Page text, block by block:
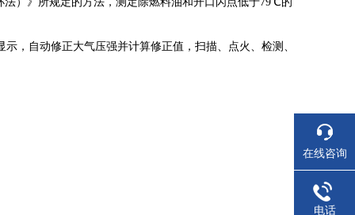
，自动修正大气压强并计算修正值，扫描、点火、检测、
在线咨询
电话